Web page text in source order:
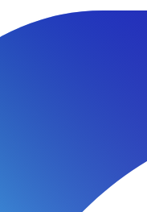
всё сделаю сам.
5 минут